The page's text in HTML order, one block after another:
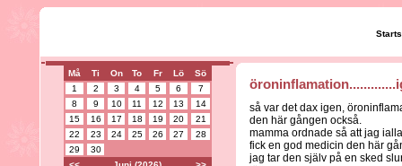
Må Ti On To Fr Lö
Sö
1
2 3 4 5 6
7
8
9 10 11 12 13
14
15
16 17 18 19 20
21
22
23 24 25 26 27
28
29
30
så var det dax igen,
den här gången också.
mamma ordnade så att jag
fick en god medicin den här
jag tar den själv på en sked